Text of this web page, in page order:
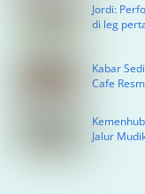
Jordi:
di leg
Kabar
Cafe
Jalur